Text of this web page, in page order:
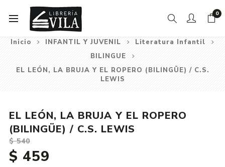
0
Inicio INFANTIL Y JUVENIL
Literatura Infantil
BILINGUE
EL LEÓN, LA BRUJA Y EL ROPERO (BILINGÜE) / C.S.
LEWIS
EL LEÓN, LA BRUJA Y EL ROPERO
(BILINGÜE) / C.S. LEWIS
$ 540
$ 459